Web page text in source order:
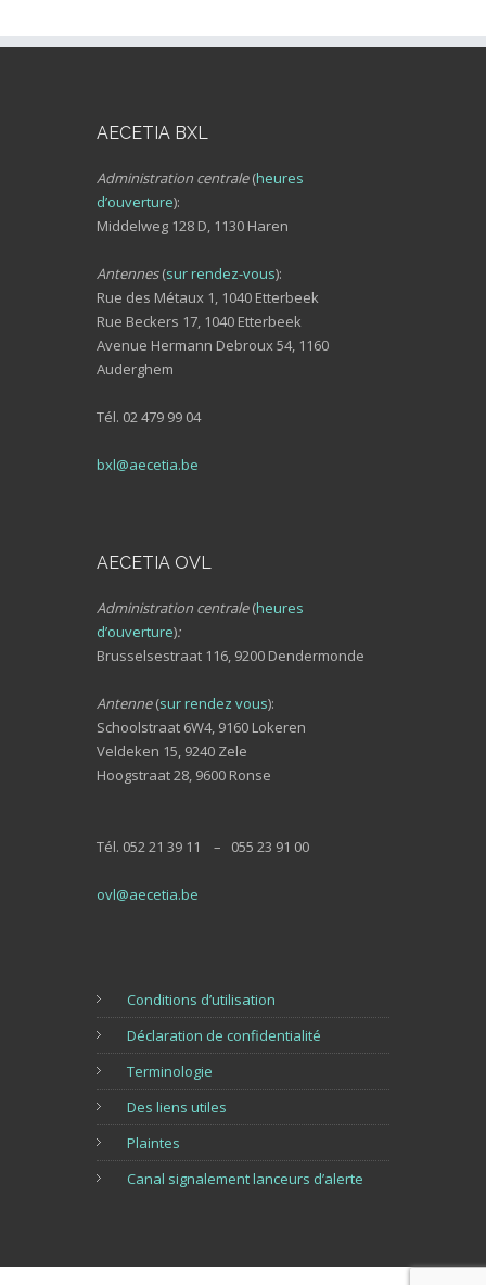
AECETIA BXL
Administration centrale(heures
d’ouverture):
Middelweg 128 D, 1130 Haren
Antennes(sur rendez-vous):
Rue des Métaux 1, 1040 Etterbeek
Rue Beckers 17, 1040 Etterbeek
Avenue Hermann Debroux 54, 1160
Auderghem
Tél. 02 479 99 04
bxl@aecetia.be
AECETIA OVL
Administration centrale(heures
d’ouverture):
Brusselsestraat 116, 9200 Dendermonde
Antenne(sur rendez vous):
Schoolstraat 6W4, 9160 Lokeren
Veldeken 15, 9240 Zele
Hoogstraat 28, 9600 Ronse
Tél. 052 21 39 11 – 055 23 91 00
ovl@aecetia.be
Conditions d’utilisation
Déclaration de confidentialité
Terminologie
Des liens utiles
Plaintes
Canal signalement lanceurs d’alerte